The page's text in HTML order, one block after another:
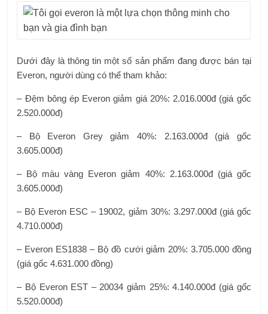
Dưới đây là thông tin một số sản phẩm đang được bán tại
Everon, người dùng có thể tham khảo:
– Đệm bông ép Everon giảm giá 20%: 2.016.000đ (giá gốc
2.520.000đ)
– Bộ Everon Grey giảm 40%: 2.163.000đ (giá gốc
3.605.000đ)
– Bộ màu vàng Everon giảm 40%: 2.163.000đ (giá gốc
3.605.000đ)
– Bộ Everon ESC – 19002, giảm 30%: 3.297.000đ (giá gốc
4.710.000đ)
– Everon ES1838 – Bộ đồ cưới giảm 20%: 3.705.000 đồng
(giá gốc 4.631.000 đồng)
– Bộ Everon EST – 20034 giảm 25%: 4.140.000đ (giá gốc
5.520.000đ)